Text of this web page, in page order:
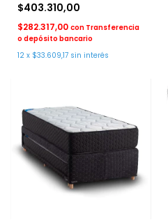
$403.310,00
$282.317,00 con Transferencia
o depósito bancario
12 x $33.609,17 sin interés